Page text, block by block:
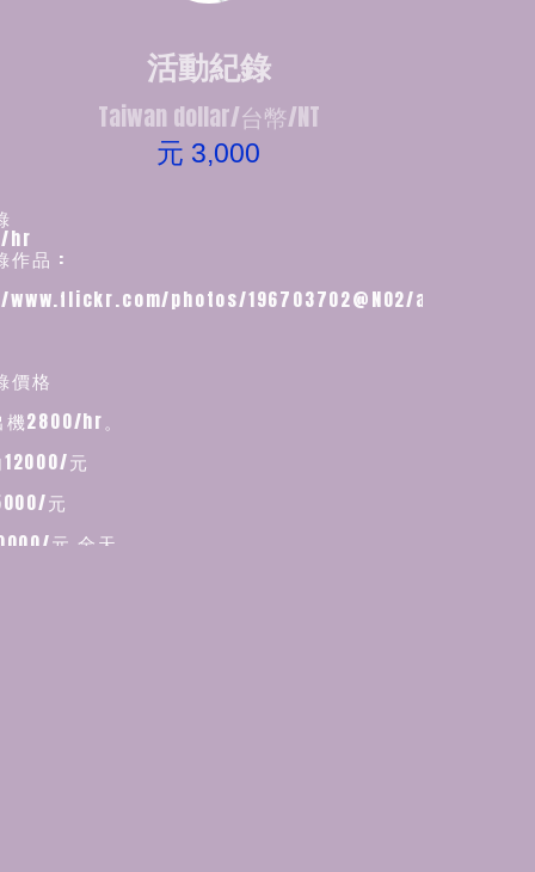
活動紀錄
Taiwan dollar/台幣/NT
元 3,000
hr
作品 :
photos/196703702@N02/albums
價格
2800/hr。
元
元
元 全天